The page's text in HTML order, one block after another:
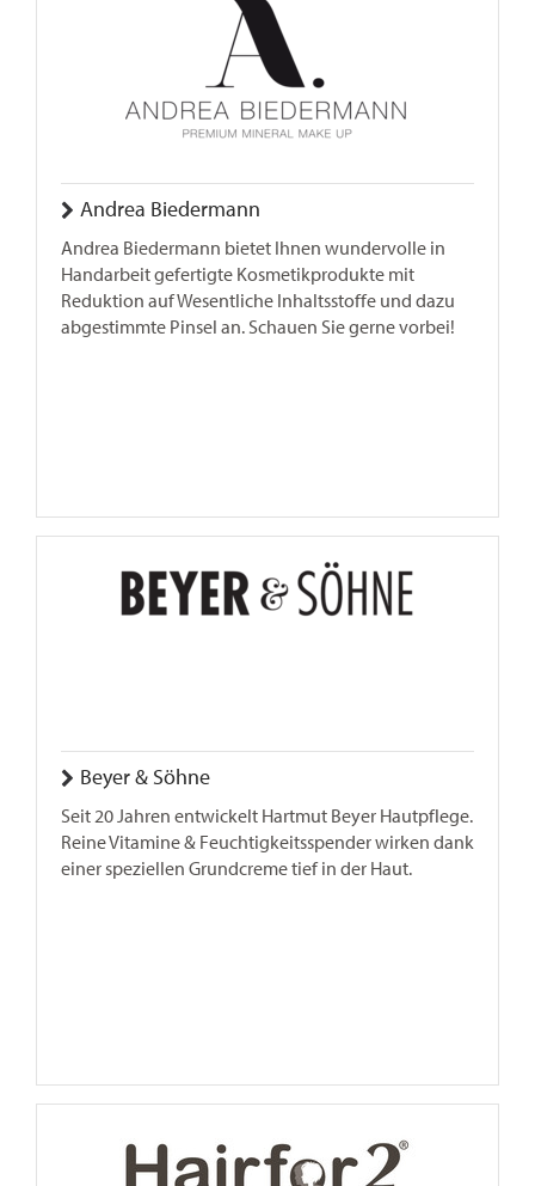
Andrea Biedermann
Andrea Biedermann bietet Ihnen wundervolle in
Handarbeit gefertigte Kosmetikprodukte mit
Reduktion auf Wesentliche Inhaltsstoffe und dazu
abgestimmte Pinsel an. Schauen Sie gerne vorbei!
Beyer & Söhne
Seit 20 Jahren entwickelt Hartmut Beyer Hautpflege.
Reine Vitamine & Feuchtigkeitsspender wirken dank
einer speziellen Grundcreme tief in der Haut.